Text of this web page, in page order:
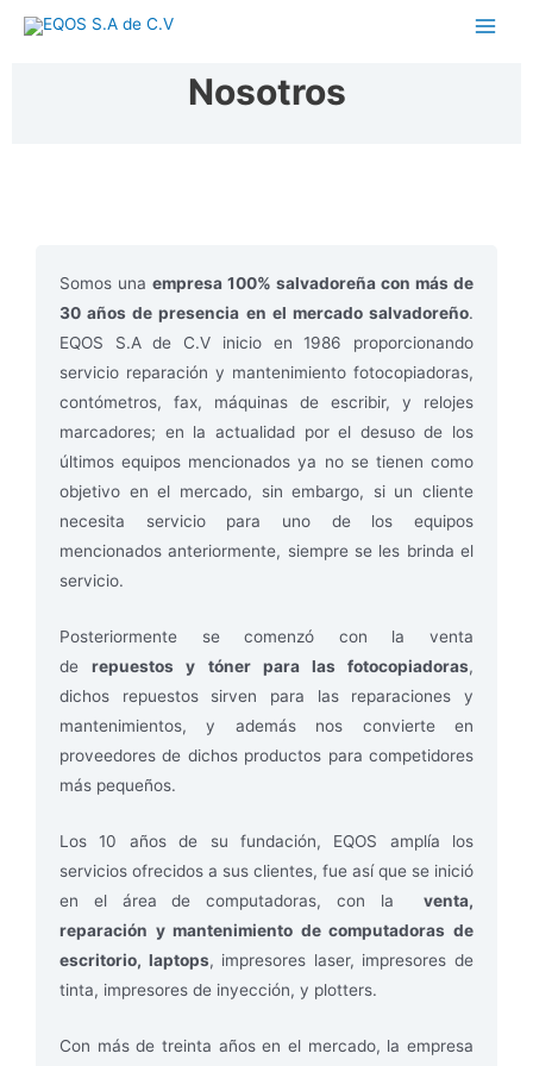
Nosotros
Somos una empresa 100% salvadoreña con más de
30 años de presencia en el mercado salvadoreño.
EQOS S.A de C.V inicio en 1986 proporcionando
servicio reparación y mantenimiento fotocopiadoras,
contómetros, fax, máquinas de escribir, y relojes
marcadores; en la actualidad por el desuso de los
últimos equipos mencionados ya no se tienen como
objetivo en el mercado, sin embargo, si un cliente
necesita servicio para uno de los equipos
mencionados anteriormente, siempre se les brinda el
servicio.
Posteriormente se comenzó con la venta
derepuestos y tóner para las fotocopiadoras,
dichos repuestos sirven para las reparaciones y
mantenimientos, y además nos convierte en
proveedores de dichos productos para competidores
más pequeños.
Los 10 años de su fundación, EQOS amplía los
servicios ofrecidos a sus clientes, fue así que se inició
en el área de computadoras, con la venta,
reparación y mantenimiento de computadoras de
escritorio, laptops, impresores laser, impresores de
tinta, impresores de inyección, y plotters.
Con más de treinta años en el mercado, la empresa